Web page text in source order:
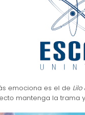
emociona es el de
mantenga la trama